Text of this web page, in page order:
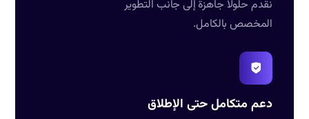
نقدم حلولاً جاهزة إلى جانب التطوير
المخصص بالكامل.
دعم متكامل حتى الإطلاق